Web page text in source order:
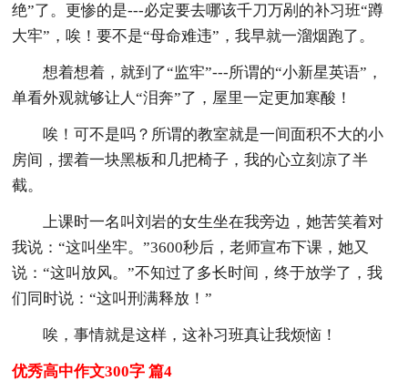
绝”了。更惨的是---必定要去哪该千刀万剐的补习班“蹲
大牢”，唉！要不是“母命难违”，我早就一溜烟跑了。
想着想着，就到了“监牢”---所谓的“小新星英语”，
单看外观就够让人“泪奔”了，屋里一定更加寒酸！
唉！可不是吗？所谓的教室就是一间面积不大的小
房间，摆着一块黑板和几把椅子，我的心立刻凉了半
截。
上课时一名叫刘岩的女生坐在我旁边，她苦笑着对
我说：“这叫坐牢。”3600秒后，老师宣布下课，她又
说：“这叫放风。”不知过了多长时间，终于放学了，我
们同时说：“这叫刑满释放！”
唉，事情就是这样，这补习班真让我烦恼！
优秀高中作文300字 篇4